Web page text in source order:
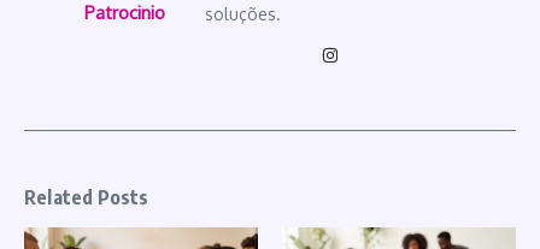
Patrocinio
soluções.
Related Posts